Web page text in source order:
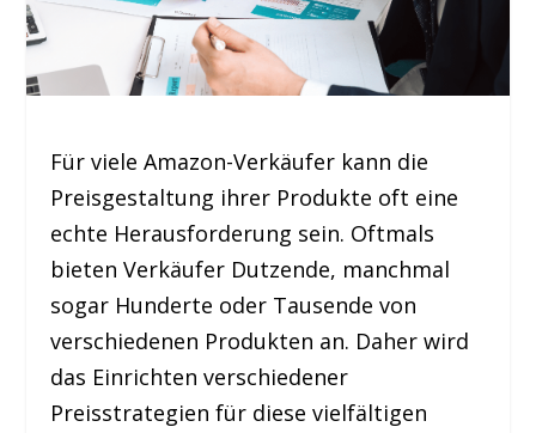
Für viele Amazon-Verkäufer kann die
Preisgestaltung ihrer Produkte oft eine
echte Herausforderung sein. Oftmals
bieten Verkäufer Dutzende, manchmal
sogar Hunderte oder Tausende von
verschiedenen Produkten an. Daher wird
das Einrichten verschiedener
Preisstrategien für diese vielfältigen